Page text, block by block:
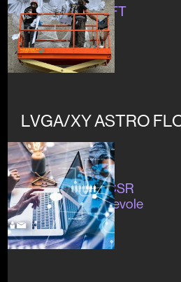
#artecultura #NFT
LVGA/XY ASTRO
In corso
#sostenibilità #CSR
#digitaleconsapevole